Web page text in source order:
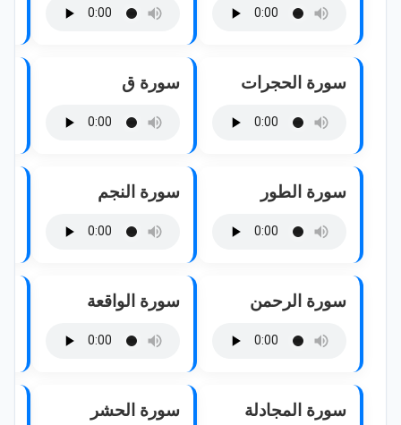
سورة الحجرات سورة ق
سورة الطور سورة النجم
سورة الرحمن سورة الواقعة
سورة المجادلة سورة الحشر